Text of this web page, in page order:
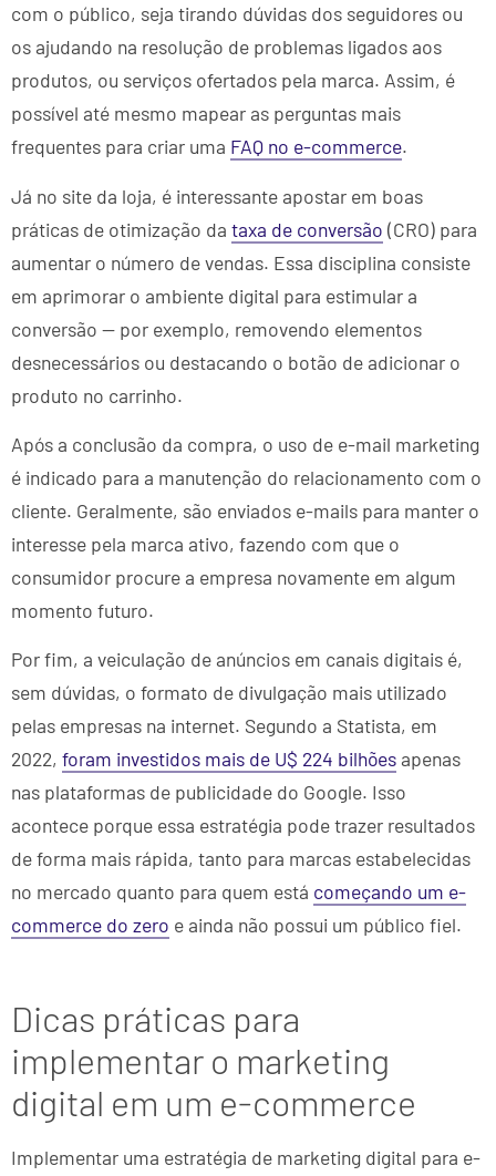
com o público, seja tirando dúvidas dos seguidores ou
os ajudando na resolução de problemas ligados aos
produtos, ou serviços ofertados pela marca. Assim, é
possível até mesmo mapear as perguntas mais
frequentes para criar uma FAQ no e-commerce.
Já no site da loja, é interessante apostar em boas
práticas de otimização da taxa de conversão (CRO) para
aumentar o número de vendas. Essa disciplina consiste
em aprimorar o ambiente digital para estimular a
conversão — por exemplo, removendo elementos
desnecessários ou destacando o botão de adicionar o
produto no carrinho.
Após a conclusão da compra, o uso de e-mail marketing
é indicado para a manutenção do relacionamento com o
cliente. Geralmente, são enviados e-mails para manter o
interesse pela marca ativo, fazendo com que o
consumidor procure a empresa novamente em algum
momento futuro.
Por fim, a veiculação de anúncios em canais digitais é,
sem dúvidas, o formato de divulgação mais utilizado
pelas empresas na internet. Segundo a Statista, em
2022, foram investidos mais de U$ 224 bilhõesapenas
nas plataformas de publicidade do Google. Isso
acontece porque essa estratégia pode trazer resultados
de forma mais rápida, tanto para marcas estabelecidas
no mercado quanto para quem está começando um e-
commerce do zero e ainda não possui um público fiel.
Dicas práticas para
implementar o marketing
digital em um e-commerce
Implementar uma estratégia de marketing digital para e-